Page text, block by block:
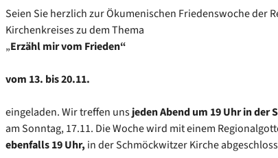
Seien Sie herzlich zur Ökumenischen Friedenswoche der
Kirchenkreises zu dem Thema
„Erzähl mir vom Frieden“
vom 13. bis 20.11.
eingeladen. Wir treffen unsjeden Abend um 19 Uhr in der
am Sonntag, 17.11. Die Woche wird mit einem
ebenfalls 19 Uhr, in der Schmöckwitzer Kirche